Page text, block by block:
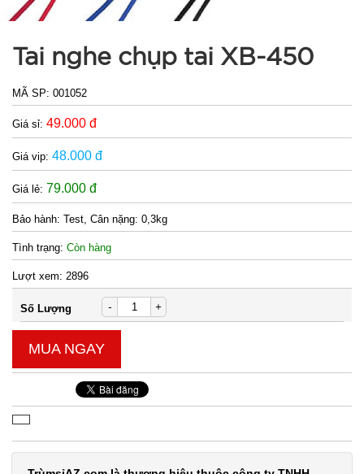
Tai nghe chụp tai XB-450
MÃ SP: 001052
Giá sỉ: 49.000 đ
Giá vip: 48.000 đ
Giá lẻ: 79.000 đ
Bảo hành: Test, Cân nặng: 0,3kg
Tình trạng: Còn hàng
Lượt xem: 2896
Số Lượng - +
MUA NGAY
Chống
BẢN TO
003074
TÌNH
CÒN HÀNG
Test
Đặt